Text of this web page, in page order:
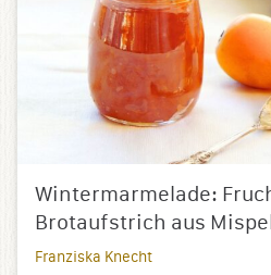
Wintermarmelade:
Brotaufstrich aus
Franziska Knecht